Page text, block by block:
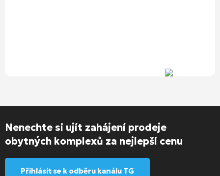
Nenechte si ujít zahájení prodeje
obytných komplexů za nejlepší cenu
Přihlásit se k odběru kanálu TG